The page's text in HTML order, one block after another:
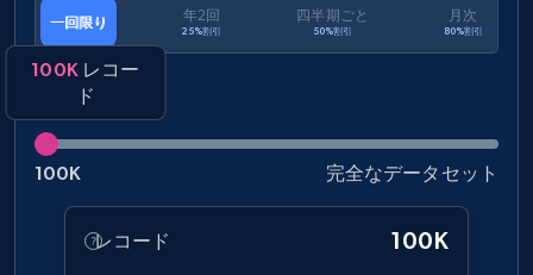
132+ 今すぐ購入
Zara - Products
Category id, Product id, Product name, Price,
Currency, Colour code, Colour, Description, and
一回限り 年2回
25%割引
四半期ごと
50%割引
月次
80%割引
100Kレコー
ド
100K 完全なデータセット
レコード 100K